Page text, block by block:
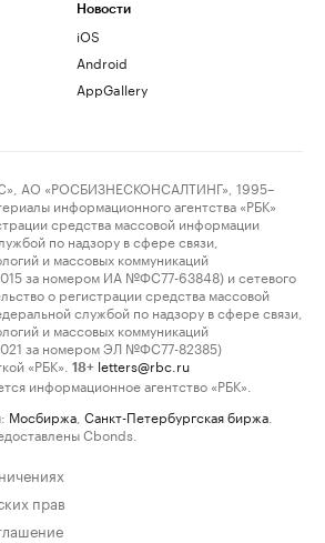
Новости
iOS
Android
AppGallery
АО «РОСБИЗНЕСКОНСАЛТИНГ», 1995–
информационного агентства «РБК»
средства массовой информации
по надзору в сфере связи,
и массовых коммуникаций
за номером ИА №ФС77-63848) и сетевого
о регистрации средства массовой
службой по надзору в сфере связи,
и массовых коммуникаций
за номером ЭЛ №ФС77-82385)
«РБК».
18+ letters@rbc.ru
информационное агентство «РБК».
Мосбиржа Санкт-Петербургская биржа
Cbonds.
прав